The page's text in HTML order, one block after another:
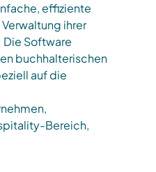
effiziente
ihrer
Die Software
buchhalterischen
auf die
Bereich,